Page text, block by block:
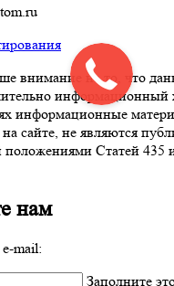
внимание на то, что
информационный
информационные
сайте, не являются
положениями Статей 435
нам
mail:
Заполните